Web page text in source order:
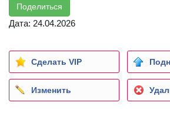
Поделиться
Дата: 24.04.2026
Сделать VIP
Изменить